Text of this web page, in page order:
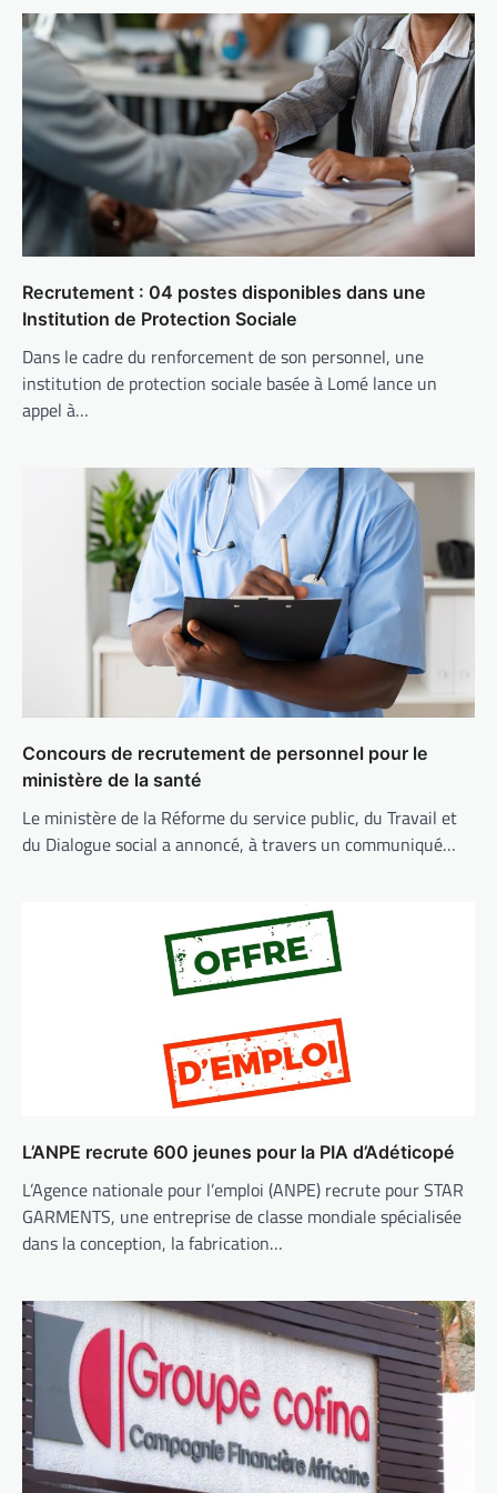
Recrutement : 04 postes disponibles dans une
Institution de Protection Sociale
Dans le cadre du renforcement de son personnel, une
institution de protection sociale basée à Lomé lance un
appel à…
Concours de recrutement de personnel pour le
ministère de la santé
Le ministère de la Réforme du service public, du Travail et
du Dialogue social a annoncé, à travers un communiqué…
L’ANPE recrute 600 jeunes pour la PIA d’Adéticopé
L’Agence nationale pour l’emploi (ANPE) recrute pour STAR
GARMENTS, une entreprise de classe mondiale spécialisée
dans la conception, la fabrication…